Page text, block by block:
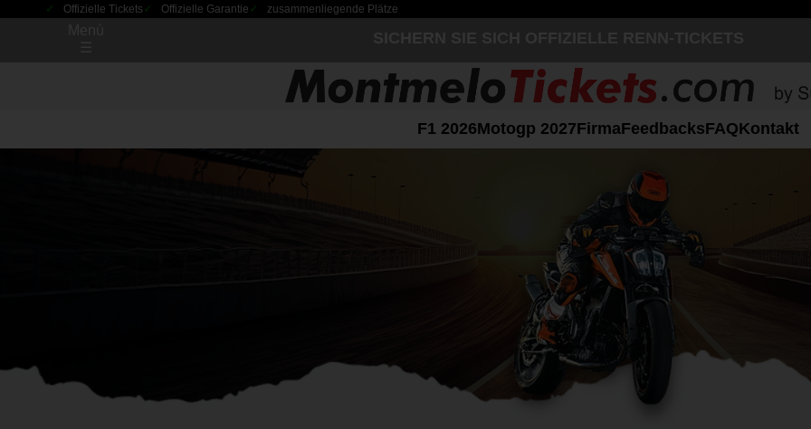
Offizielle Tickets Offizielle Garantie zusammenliegende Plätze
F1 2026Motogp 2027FirmaFeedbacksFAQKontakt